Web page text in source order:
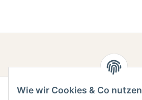
Wie wir Cookies & Co nutzen